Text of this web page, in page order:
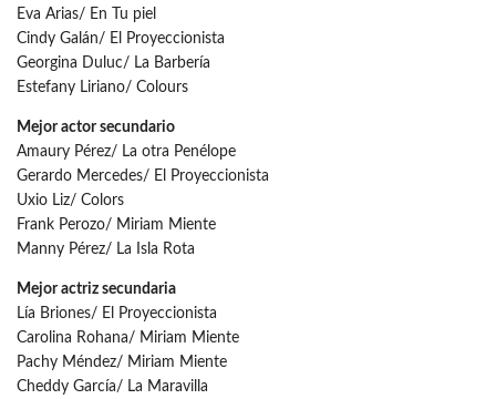
Eva Arias/ En Tu piel
Cindy Galán/ El Proyeccionista
Georgina Duluc/ La Barbería
Estefany Liriano/ Colours
Mejor actor secundario
Amaury Pérez/ La otra Penélope
Gerardo Mercedes/ El Proyeccionista
Uxio Liz/ Colors
Frank Perozo/ Miriam Miente
Manny Pérez/ La Isla Rota
Mejor actriz secundaria
Lía Briones/ El Proyeccionista
Carolina Rohana/ Miriam Miente
Pachy Méndez/ Miriam Miente
Cheddy García/ La Maravilla